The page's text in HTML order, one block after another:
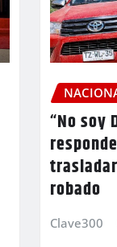
“No soy
robado
Clave300